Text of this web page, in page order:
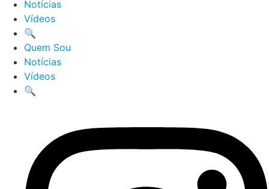
Notícias
Vídeos
🔍
Quem Sou
Notícias
Vídeos
🔍